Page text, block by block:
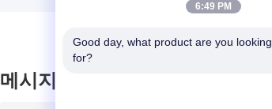
메시지를 남겨주세요
6:49 PM
Good day, what product are you looking
for?